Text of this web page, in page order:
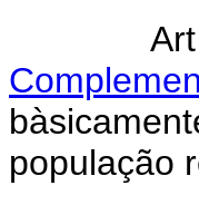
Art
população